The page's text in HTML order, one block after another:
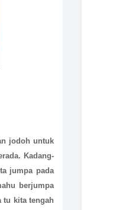
jodoh untuk
Kadang-
jumpa pada
berjumpa
tu kita tengah